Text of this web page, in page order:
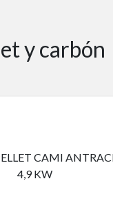
y carbón